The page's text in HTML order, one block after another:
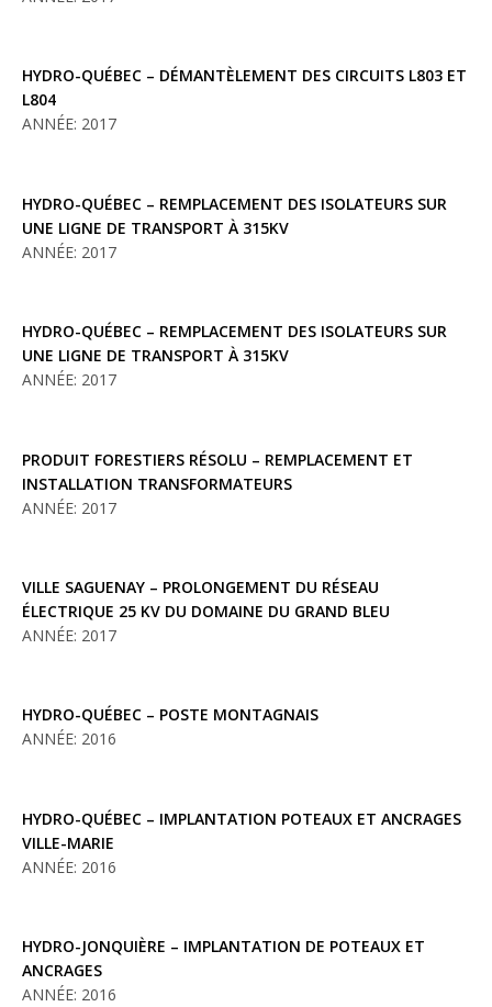
HYDRO-QUÉBEC – DÉMANTÈLEMENT DES CIRCUITS L803 ET
L804
ANNÉE: 2017
HYDRO-QUÉBEC – REMPLACEMENT DES ISOLATEURS SUR
UNE LIGNE DE TRANSPORT À 315KV
ANNÉE: 2017
HYDRO-QUÉBEC – REMPLACEMENT DES ISOLATEURS SUR
UNE LIGNE DE TRANSPORT À 315KV
ANNÉE: 2017
PRODUIT FORESTIERS RÉSOLU – REMPLACEMENT ET
INSTALLATION TRANSFORMATEURS
ANNÉE: 2017
VILLE SAGUENAY – PROLONGEMENT DU RÉSEAU
ÉLECTRIQUE 25 KV DU DOMAINE DU GRAND BLEU
ANNÉE: 2017
HYDRO-QUÉBEC – POSTE MONTAGNAIS
ANNÉE: 2016
HYDRO-QUÉBEC – IMPLANTATION POTEAUX ET ANCRAGES
VILLE-MARIE
ANNÉE: 2016
HYDRO-JONQUIÈRE – IMPLANTATION DE POTEAUX ET
ANCRAGES
ANNÉE: 2016